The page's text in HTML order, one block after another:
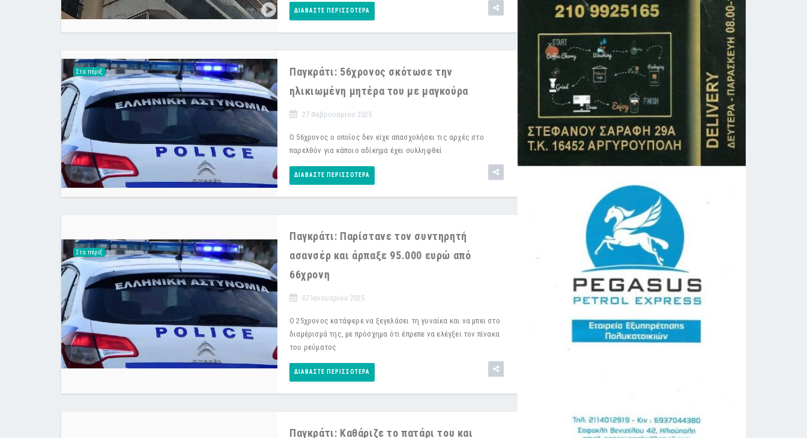
ΔΙΑΒΆΣΤΕ ΠΕΡΙΣΣΌΤΕΡΑ
Στα πέριξ
Παγκράτι: 56χρονος σκότωσε την
ηλικιωμένη μητέρα του με μαγκούρα
27 Φεβρουαρίου 2025
Ο 56χρονος ο οποίος δεν είχε απασχολήσει τις αρχές στο
παρελθόν για κάποιο αδίκημα έχει συλληφθεί
ΔΙΑΒΆΣΤΕ ΠΕΡΙΣΣΌΤΕΡΑ
Στα πέριξ
Παγκράτι: Παρίστανε τον συντηρητή
ασανσέρ και άρπαξε 95.000 ευρώ από
66χρονη
07 Ιανουαρίου 2025
Ο 25χρονος κατάφερε να ξεγελάσει τη γυναίκα και να μπει στο
διαμέρισμά της, με πρόσχημα ότι έπρεπε να ελέγξει τον πίνακα
του ρεύματος
ΔΙΑΒΆΣΤΕ ΠΕΡΙΣΣΌΤΕΡΑ
Παγκράτι: Καθάριζε το πατάρι του και